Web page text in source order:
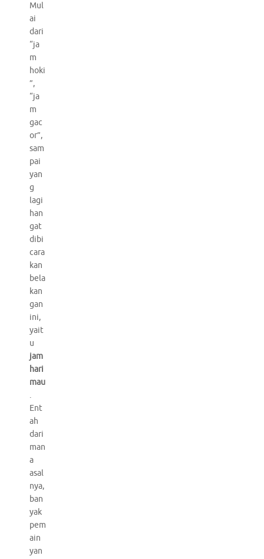
Mul
ai
dari
“ja
m
hoki
”,
“ja
m
gac
or”,
sam
pai
yan
g
lagi
han
gat
dibi
cara
kan
bela
kan
gan
ini,
yait
u
jam
hari
mau
.
Ent
ah
dari
man
a
asal
nya,
ban
yak
pem
ain
yan